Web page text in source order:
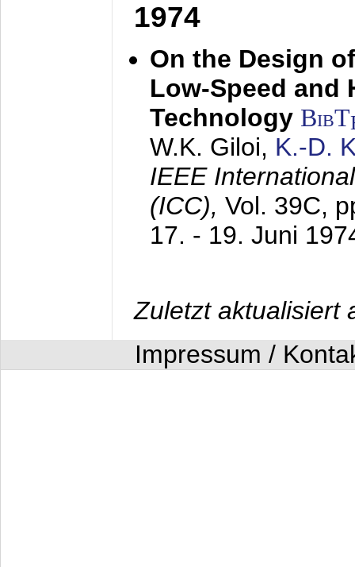
1974
On the Design
Low-Speed and
Technology BibT
W.K. Giloi, K.-D.
IEEE
(ICC), Vol. 39C,
17. - 19. Juni
Zuletzt aktualisiert
Impressum /